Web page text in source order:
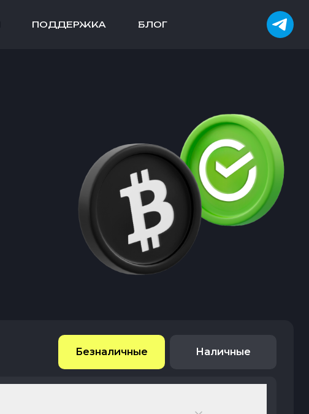
ПОДДЕРЖКА БЛОГ
Безналичные Наличные